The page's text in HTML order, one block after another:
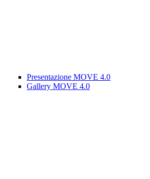
Presentazione MOVE 4.0
Gallery MOVE 4.0